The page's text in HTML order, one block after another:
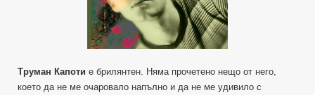
Труман Капоти е брилянтен. Няма прочетено нещо от него,
което да не ме очаровало напълно и да не ме удивило с